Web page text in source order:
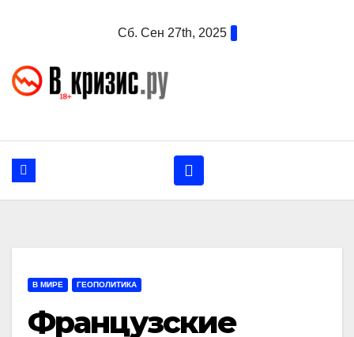
Сб. Сен 27th, 2025
В МИРЕ ГЕОПОЛИТИКА
Французские